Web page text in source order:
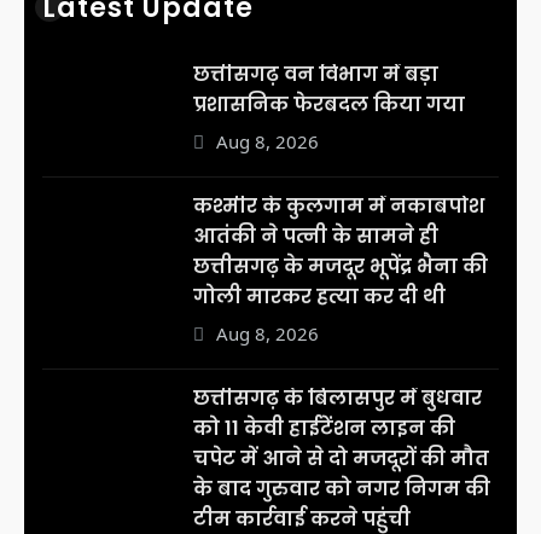
Latest Update
छत्तीसगढ़ वन विभाग में बड़ा
प्रशासनिक फेरबदल किया गया
Aug 8, 2026
कश्मीर के कुलगाम में नकाबपोश
आतंकी ने पत्नी के सामने ही
छत्तीसगढ़ के मजदूर भूपेंद्र भैना की
गोली मारकर हत्या कर दी थी
Aug 8, 2026
छत्तीसगढ़ के बिलासपुर में बुधवार
को 11 केवी हाईटेंशन लाइन की
चपेट में आने से दो मजदूरों की मौत
के बाद गुरुवार को नगर निगम की
टीम कार्रवाई करने पहुंची